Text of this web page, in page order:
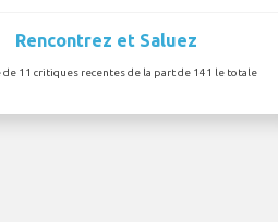
Rencontrez et Saluez
de 11 critiques recentes de la part de 141 le totale